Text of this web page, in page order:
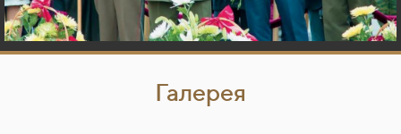
Галерея